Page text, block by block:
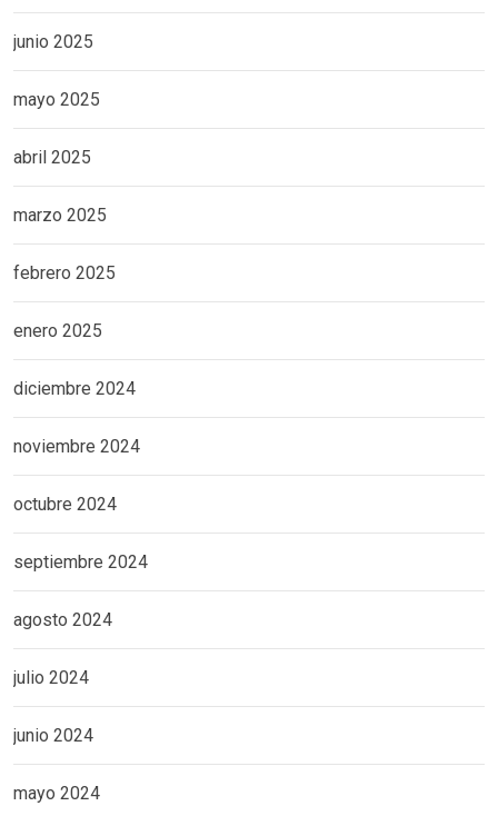
junio 2025
mayo 2025
abril 2025
marzo 2025
febrero 2025
enero 2025
diciembre 2024
noviembre 2024
octubre 2024
septiembre 2024
agosto 2024
julio 2024
junio 2024
mayo 2024